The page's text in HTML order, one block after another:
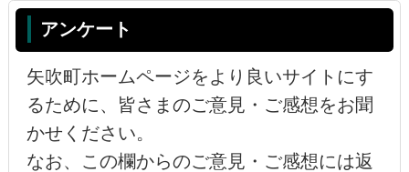
アンケート
矢吹町ホームページをより良いサイトにす
るために、皆さまのご意見・ご感想をお聞
かせください。
なお、この欄からのご意見・ご感想には返